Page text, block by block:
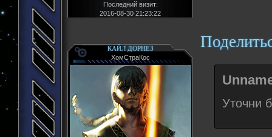
Последний визит:
2016-08-30 21:23:22
КАЙЛ ДОРНЕЗ
ХомСтраКос
Уточни